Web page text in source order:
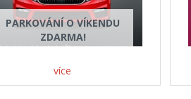
PARKOVÁNÍ O VÍKENDU
ZDARMA!
více